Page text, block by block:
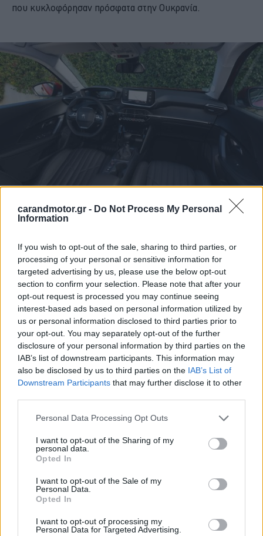
carandmotor.gr - Do Not Process My Personal
Information
If you wish to opt-out of the sale, sharing to third parties, or
processing of your personal or sensitive information for
targeted advertising by us, please use the below opt-out
section to confirm your selection. Please note that after your
opt-out request is processed you may continue seeing
interest-based ads based on personal information utilized by
us or personal information disclosed to third parties prior to
your opt-out. You may separately opt-out of the further
disclosure of your personal information by third parties on the
IAB’s list of downstream participants. This information may
also be disclosed by us to third parties on the IAB’s List of
Downstream Participants that may further disclose it to other
Please note that this website/app uses one or more Google
not limited to your visit or usage behaviour. You may click to
grant or deny consent to Google and its third-party tags to
use your data for below specified purposes in below Google
consent section.
Personal Data Processing Opt Outs
I want to opt-out of the Sharing of my
personal data.
Opted In
I want to opt-out of the Sale of my
Personal Data.
Opted In
I want to opt-out of processing my
Personal Data for Targeted Advertising.
που κυκλοφόρησαν πρόσφατα στην Ουκρανία.
Με το δυναμικό και διακριτικό ταυτόχρονα στυλ του,
αντικειμένου, που κέρδισε και το
βραβείο Red Dot design τον Μάρτιο του 2020 στη Γερμανία,
χάρη στο σπορ σχεδιασμό και στην εξαιρετική ποιότητα
κατασκευής του. Η εξωτερική του εμφάνιση έχει
δουλευτεί με μαεστρία από τους σχεδιαστές της μάρκας
ώστε να αναδίδει ένα δυναμικό. στιβαρό, εντυπωσιακό και
ταυτόχρονα πρακτικό design. Οι μεγάλης διαμέτρου
τροχοί (690mm), τα τονισμένα φτερά, η κάθετη μάσκα και
η γραμμή των ώμων, σηματοδοτούν τον SUVχαρακτήρα